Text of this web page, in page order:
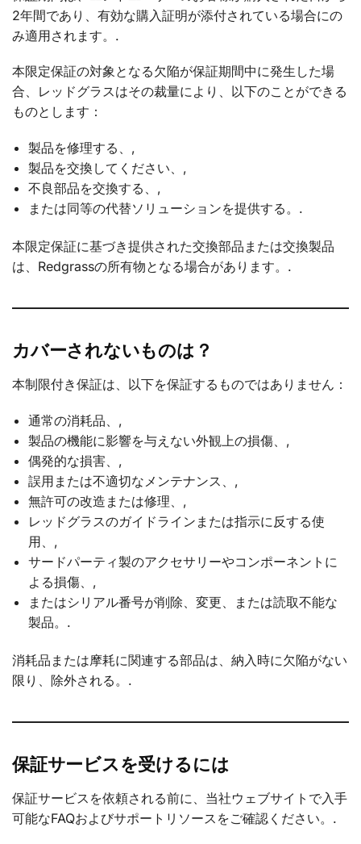
2年間であり、有効な購入証明が添付されている場合にの
み適用されます。.
本限定保証の対象となる欠陥が保証期間中に発生した場
合、レッドグラスはその裁量により、以下のことができる
ものとします：
製品を修理する、,
製品を交換してください、,
不良部品を交換する、,
または同等の代替ソリューションを提供する。.
本限定保証に基づき提供された交換部品または交換製品
は、Redgrassの所有物となる場合があります。.
カバーされないものは？
本制限付き保証は、以下を保証するものではありません：
通常の消耗品、,
製品の機能に影響を与えない外観上の損傷、,
偶発的な損害、,
誤用または不適切なメンテナンス、,
無許可の改造または修理、,
レッドグラスのガイドラインまたは指示に反する使
用、,
サードパーティ製のアクセサリーやコンポーネントに
よる損傷、,
またはシリアル番号が削除、変更、または読取不能な
製品。.
消耗品または摩耗に関連する部品は、納入時に欠陥がない
限り、除外される。.
保証サービスを受けるには
保証サービスを依頼される前に、当社ウェブサイトで入手
可能なFAQおよびサポートリソースをご確認ください。.